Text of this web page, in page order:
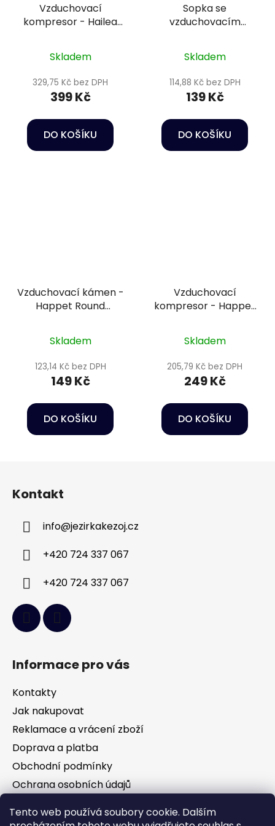
Tento web používá soubory cookie. Dalším
Vzduchovací
kompresor - Hailea
Skladem
329,75 Kč bez DPH
399 Kč
DO KOŠÍKU
Sopka se
vzduchovacím
Skladem
114,88 Kč bez DPH
139 Kč
DO KOŠÍKU
Vzduchovací kámen -
Happet Round
Skladem
123,14 Kč bez DPH
149 Kč
DO KOŠÍKU
Vzduchovací
kompresor - Happet
Skladem
205,79 Kč bez DPH
249 Kč
DO KOŠÍKU
Kontakt
info@jezirkakezoj.cz
+420 724 337 067
+420 724 337 067
Informace pro vás
Kontakty
Jak nakupovat
Reklamace a vrácení zboží
Doprava a platba
Obchodní podmínky
Ochrana osobních údajů